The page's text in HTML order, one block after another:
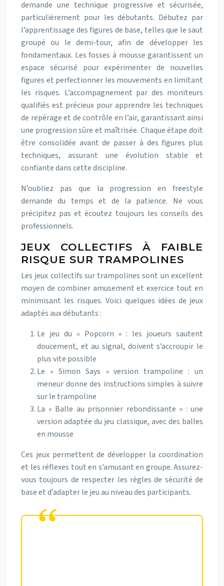
demande une technique progressive et sécurisée,
particulièrement pour les débutants. Débutez par
l’apprentissage des figures de base, telles que le saut
groupé ou le demi-tour, afin de développer les
fondamentaux. Les fosses à mousse garantissent un
espace sécurisé pour expérimenter de nouvelles
figures et perfectionner les mouvements en limitant
les risques. L’accompagnement par des moniteurs
qualifiés est précieux pour apprendre les techniques
de repérage et de contrôle en l’air, garantissant ainsi
une progression sûre et maîtrisée. Chaque étape doit
être consolidée avant de passer à des figures plus
techniques, assurant une évolution stable et
confiante dans cette discipline.
N’oubliez pas que la progression en freestyle
demande du temps et de la patience. Ne vous
précipitez pas et écoutez toujours les conseils des
professionnels.
JEUX COLLECTIFS À FAIBLE
RISQUE SUR TRAMPOLINES
Les jeux collectifs sur trampolines sont un excellent
moyen de combiner amusement et exercice tout en
minimisant les risques. Voici quelques idées de jeux
adaptés aux débutants :
Le jeu du « Popcorn » : les joueurs sautent
doucement, et au signal, doivent s’accroupir le
plus vite possible
Le « Simon Says » version trampoline : un
meneur donne des instructions simples à suivre
sur le trampoline
La « Balle au prisonnier rebondissante » : une
version adaptée du jeu classique, avec des balles
en mousse
Ces jeux permettent de développer la coordination
et les réflexes tout en s’amusant en groupe. Assurez-
vous toujours de respecter les règles de sécurité de
base et d’adapter le jeu au niveau des participants.